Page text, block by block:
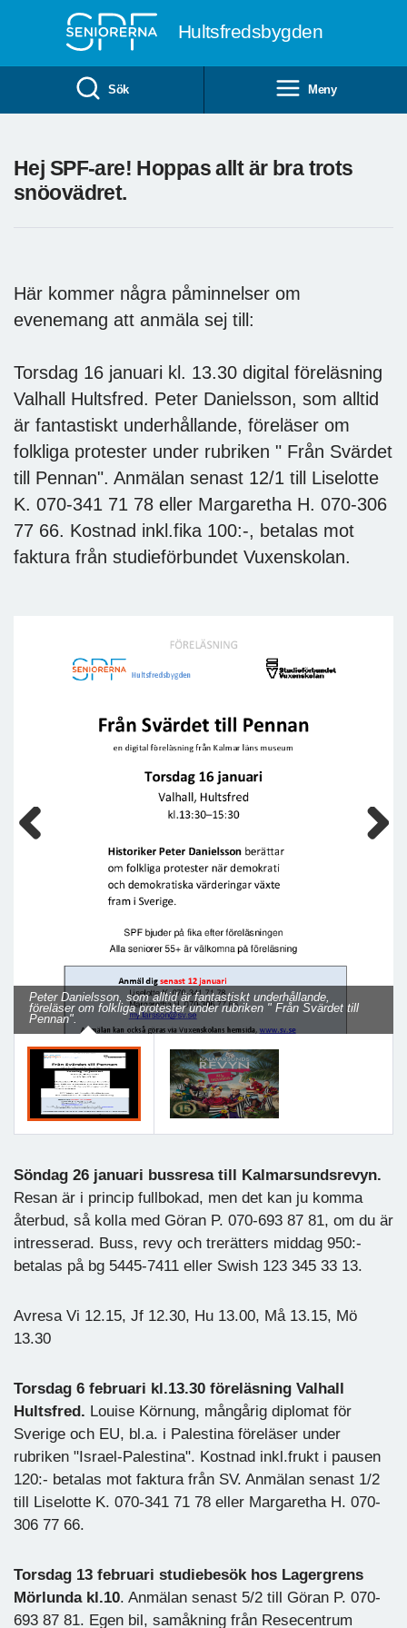
Hultsfredsbygden
Sök Meny
Hej SPF-are! Hoppas allt är bra trots
snöovädret.
Här kommer några påminnelser om
evenemang att anmäla sej till:
Torsdag 16 januari kl. 13.30 digital föreläsning
Valhall Hultsfred. Peter Danielsson, som alltid
är fantastiskt underhållande, föreläser om
folkliga protester under rubriken " Från Svärdet
till Pennan". Anmälan senast 12/1 till Liselotte
K. 070-341 71 78 eller Margaretha H. 070-306
77 66. Kostnad inkl.fika 100:-, betalas mot
faktura från studieförbundet Vuxenskolan.
Peter Danielsson, som alltid är fantastiskt underhållande,
föreläser om folkliga protester under rubriken " Från Svärdet till
Pennan".
Söndag 26 januari bussresa till Kalmarsundsrevyn.
Resan är i princip fullbokad, men det kan ju komma
återbud, så kolla med Göran P. 070-693 87 81, om du är
intresserad. Buss, revy och trerätters middag 950:-
betalas på bg 5445-7411 eller Swish 123 345 33 13.
Avresa Vi 12.15, Jf 12.30, Hu 13.00, Må 13.15, Mö
13.30
Torsdag 6 februari kl.13.30 föreläsning Valhall
Hultsfred. Louise Körnung, mångårig diplomat för
Sverige och EU, bl.a. i Palestina föreläser under
rubriken "Israel-Palestina". Kostnad inkl.frukt i pausen
120:- betalas mot faktura från SV. Anmälan senast 1/2
till Liselotte K. 070-341 71 78 eller Margaretha H. 070-
306 77 66.
Torsdag 13 februari studiebesök hos Lagergrens
Mörlunda kl.10. Anmälan senast 5/2 till Göran P. 070-
693 87 81. Egen bil, samåkning från Resecentrum